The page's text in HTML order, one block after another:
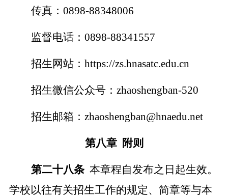
传真： 0898-88348006
监督电话： 0898-88341557
招生网站： https://zs.hnasatc.edu.cn
招生微信公众号： zhaoshengban-520
招生邮箱： zhaoshengban@hnaedu.net
第八章 附则
第二十八条 本章程自发布之日起生效。
学校以往有关招生工作的规定、简章等与本